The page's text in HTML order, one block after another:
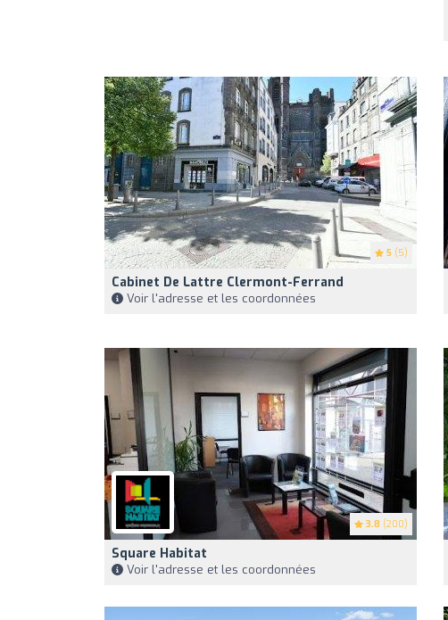
5 (5)
Cabinet De Lattre Clermont-Ferrand
Voir l'adresse et les coordonnées
3.8 (200)
Square Habitat
Voir l'adresse et les coordonnées